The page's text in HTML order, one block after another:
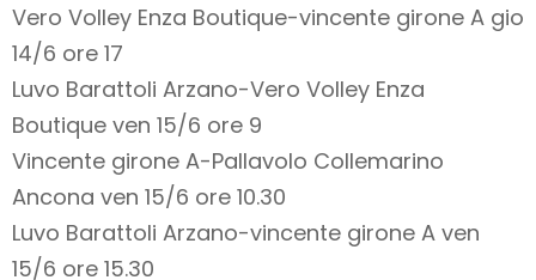
Vero Volley Enza Boutique-vincente girone A gio
14/6 ore 17
Luvo Barattoli Arzano-Vero Volley Enza
Boutique ven 15/6 ore 9
Vincente girone A-Pallavolo Collemarino
Ancona ven 15/6 ore 10.30
Luvo Barattoli Arzano-vincente girone A ven
15/6 ore 15.30